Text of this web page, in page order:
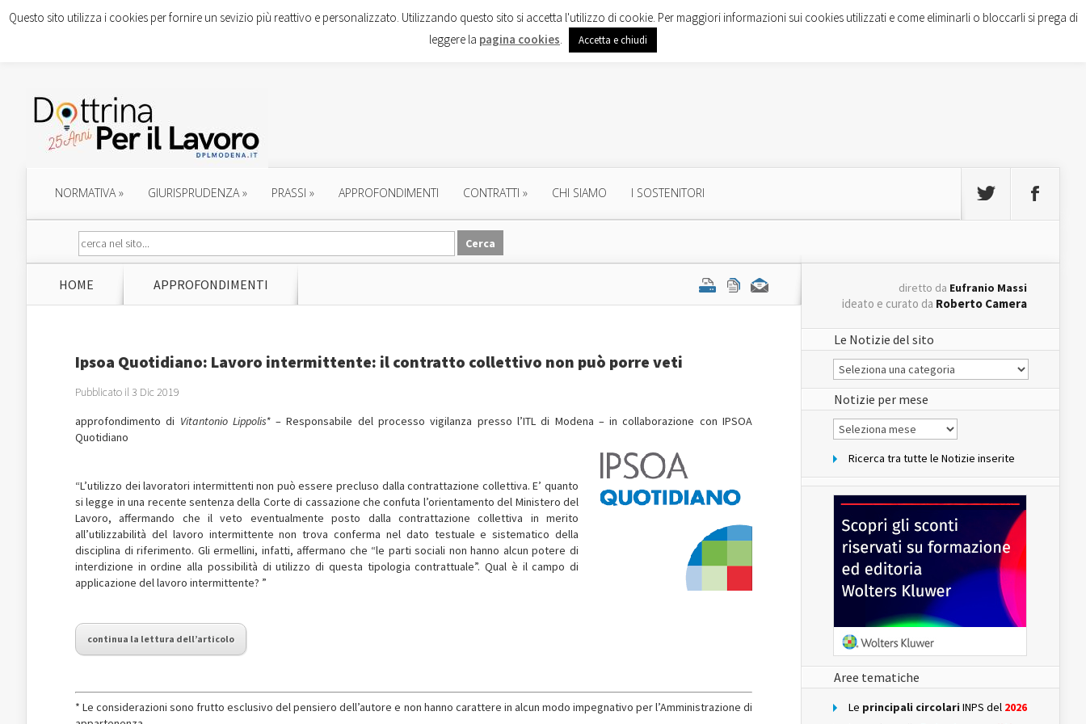
NORMATIVA» GIURISPRUDENZA» PRASSI » APPROFONDIMENTI CONTRATTI » CHI SIAMO I SOSTENITORI
HOME APPROFONDIMENTI
Ipsoa Quotidiano: Lavoro intermittente: il contratto collettivo non può porre veti
Pubblicato il 3 Dic 2019
approfondimento di Vitantonio Lippolis*– Responsabile del processo vigilanza presso l’ITL di Modena – in collaborazione con IPSOA
Quotidiano
“L’utilizzo dei lavoratori intermittenti non può essere precluso dalla contrattazione collettiva. E’ quanto
si legge in una recente sentenza della Corte di cassazione che confuta l’orientamento del Ministero del
Lavoro, affermando che il veto eventualmente posto dalla contrattazione collettiva in merito
all’utilizzabilità del lavoro intermittente non trova conferma nel dato testuale e sistematico della
disciplina di riferimento. Gli ermellini, infatti, affermano che “le parti sociali non hanno alcun potere di
interdizione in ordine alla possibilità di utilizzo di questa tipologia contrattuale”. Qual è il campo di
applicazione del lavoro intermittente? ”
continua la lettura dell’articolo
* Le considerazioni sono frutto esclusivo del pensiero dell’autore e non hanno carattere in alcun modo impegnativo per l’Amministrazione di
diretto da Eufranio Massi
ideato e curato da Roberto Camera
Le Notizie del sito
Le
Notizie
del
sito
Notizie per mese
Notizie
per
Ricerca tra tutte le Notizie inserite
Aree tematiche
Le principali circolari INPS del 2026
Questo sito utilizza i cookies per fornire un sevizio più reattivo e personalizzato. Utilizzando questo sito si accetta l'utilizzo di cookie. Per maggiori informazioni sui cookies utilizzati e come eliminarli o bloccarli si prega di
leggere la pagina cookies. Accetta e chiudi